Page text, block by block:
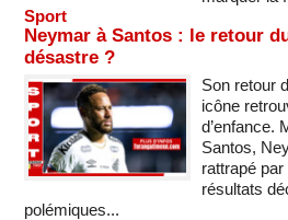
Sport
Neymar à Santos : le retour
désastre ?
Son retour
icône
d’enfance.
Santos,
rattrapé
résultats
polémiques...